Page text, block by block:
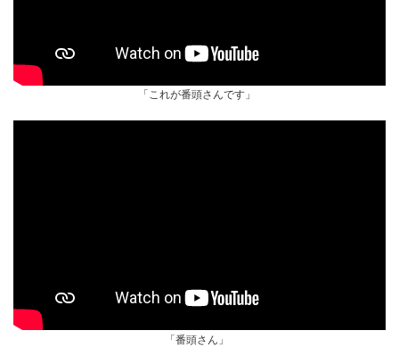
「これが番頭さんです」
「番頭さん」